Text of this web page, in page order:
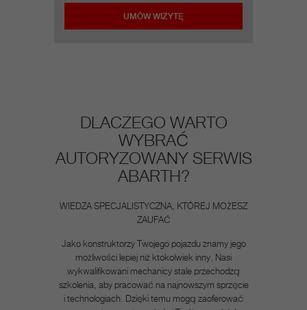
UMÓW WIZYTĘ
DLACZEGO WARTO
WYBRAĆ
AUTORYZOWANY SERWIS
ABARTH?
WIEDZA SPECJALISTYCZNA, KTÓREJ MOŻESZ
ZAUFAĆ
Jako konstruktorzy Twojego pojazdu znamy jego
możliwości lepiej niż ktokolwiek inny. Nasi
wykwalifikowani mechanicy stale przechodzą
szkolenia, aby pracować na najnowszym sprzęcie
i technologiach. Dzięki temu mogą zaoferować